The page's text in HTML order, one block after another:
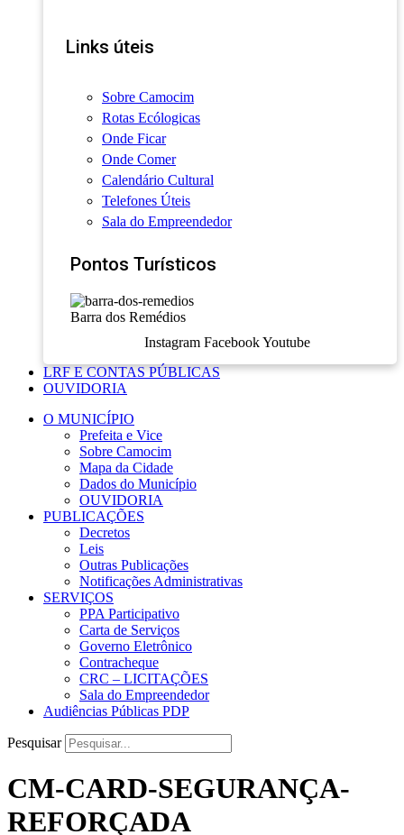
Links úteis
Sobre Camocim
Rotas Ecólogicas
Onde Ficar
Onde Comer
Calendário Cultural
Telefones Úteis
Sala do Empreendedor
Pontos Turísticos
Barra dos Remédios
Instagram Facebook Youtube
LRF E CONTAS PÚBLICAS
OUVIDORIA
O MUNICÍPIO
Prefeita e Vice
Sobre Camocim
Mapa da Cidade
Dados do Município
OUVIDORIA
PUBLICAÇÕES
Decretos
Leis
Outras Publicações
Notificações Administrativas
SERVIÇOS
PPA Participativo
Carta de Serviços
Governo Eletrônico
Contracheque
CRC – LICITAÇÕES
Sala do Empreendedor
Audiências Públicas PDP
Pesquisar
CM-CARD-SEGURANÇA-
REFORÇADA